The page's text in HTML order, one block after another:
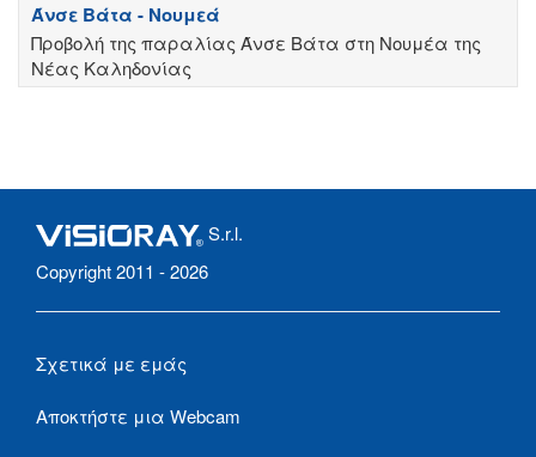
Άνσε Βάτα - Νουμεά
Προβολή της παραλίας Άνσε Βάτα στη Νουμέα της
Νέας Καληδονίας
S.r.l.
Copyright 2011 - 2026
Σχετικά με εμάς
Αποκτήστε μια Webcam